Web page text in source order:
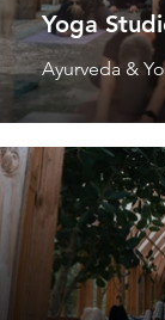
Yoga
Ayurveda &